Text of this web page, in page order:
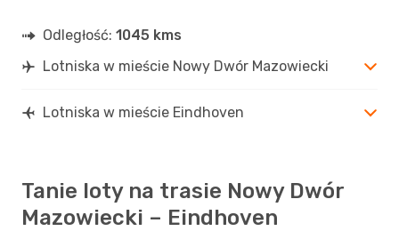
Odległość: 1045 kms
Lotniska w mieście Nowy Dwór Mazowiecki
Lotniska w mieście Eindhoven
Tanie loty na trasie Nowy Dwór
Mazowiecki – Eindhoven